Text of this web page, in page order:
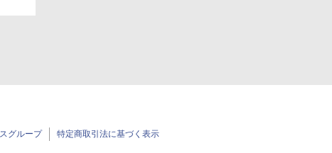
グループ 特定商取引法に基づく表示